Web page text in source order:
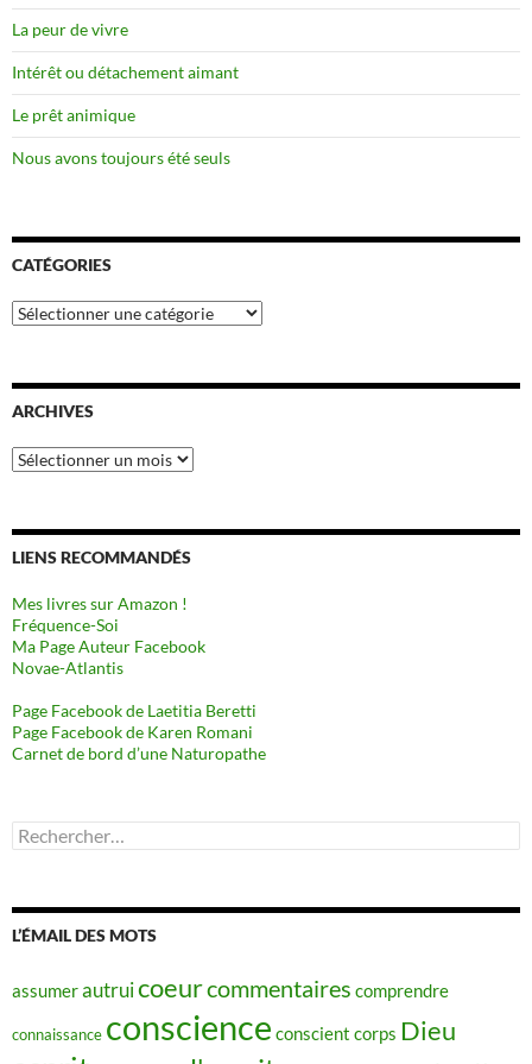
La peur de vivre
Intérêt ou détachement aimant
Le prêt animique
Nous avons toujours été seuls
CATÉGORIES
Catégories
ARCHIVES
Archives
LIENS RECOMMANDÉS
Mes livres sur Amazon !
Fréquence-Soi
Ma Page Auteur Facebook
Novae-Atlantis
Page Facebook de Laetitia Beretti
Page Facebook de Karen Romani
Carnet de bord d’une Naturopathe
Rechercher :
L’ÉMAIL DES MOTS
assumerautruicoeurcommentaires comprendre
connaissance conscience conscient corps Dieu